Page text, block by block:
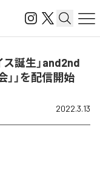
誕生」and2nd
」を配信開始
2022.3.13